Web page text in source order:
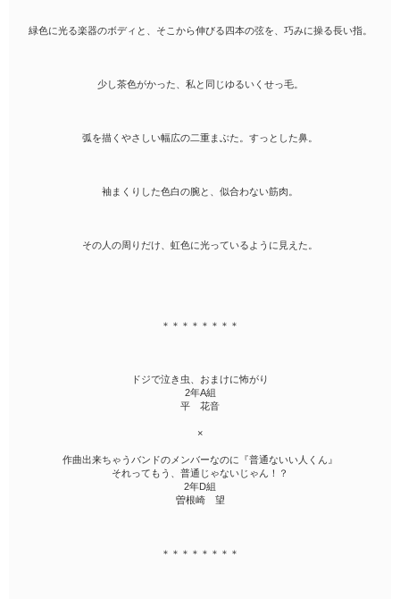
緑色に光る楽器のボディと、そこから伸びる四本の弦を、巧みに操る長い指。
少し茶色がかった、私と同じゆるいくせっ毛。
弧を描くやさしい幅広の二重まぶた。すっとした鼻。
袖まくりした色白の腕と、似合わない筋肉。
その人の周りだけ、虹色に光っているように見えた。
＊＊＊＊＊＊＊＊
ドジで泣き虫、おまけに怖がり
2年A組
平 花音
×
作曲出来ちゃうバンドのメンバーなのに『普通ないい人くん』
それってもう、普通じゃないじゃん！？
2年D組
曽根崎 望
＊＊＊＊＊＊＊＊